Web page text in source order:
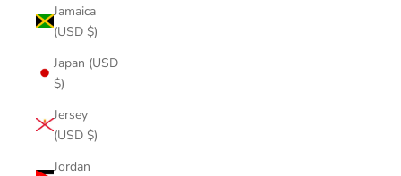
Jamaica
(USD $)
Japan (USD
$)
Jersey
(USD $)
Jordan